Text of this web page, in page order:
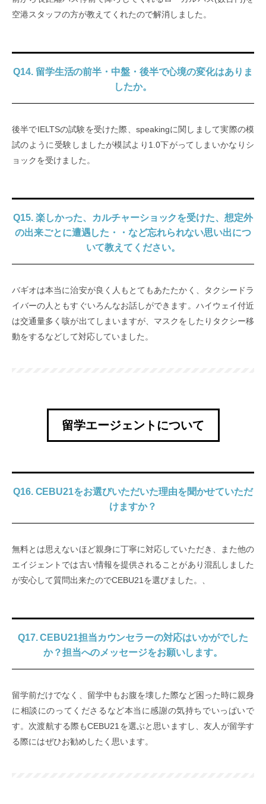
空港スタッフの方が教えてくれたので解消しました。
Q14. 留学生活の前半・中盤・後半で心境の変化はありま
したか。
後半でIELTSの試験を受けた際、speakingに関しまして実際の模
試のように受験しましたが模試より1.0下がってしまいかなりシ
ョックを受けました。
Q15. 楽しかった、カルチャーショックを受けた、想定外
の出来ごとに遭遇した・・など忘れられない思い出につ
いて教えてください。
バギオは本当に治安が良く人もとてもあたたかく、タクシードラ
イバーの人ともすぐいろんなお話しができます。ハイウェイ付近
は交通量多く咳が出てしまいますが、マスクをしたりタクシー移
動をするなどして対応していました。
留学エージェントについて
Q16. CEBU21をお選びいただいた理由を聞かせていただ
けますか？
無料とは思えないほど親身に丁寧に対応していただき、また他の
エイジェントでは古い情報を提供されることがあり混乱しました
が安心して質問出来たのでCEBU21を選びました。、
Q17. CEBU21担当カウンセラーの対応はいかがでした
か？担当へのメッセージをお願いします。
留学前だけでなく、留学中もお腹を壊した際など困った時に親身
に相談にのってくださるなど本当に感謝の気持ちでいっぱいで
す。次渡航する際もCEBU21を選ぶと思いますし、友人が留学す
る際にはぜひお勧めしたく思います。